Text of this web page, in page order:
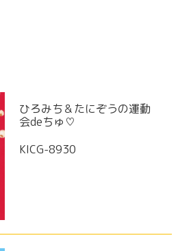
ひろみち＆たにぞうの運動
会deちゅ♡
KICG-8930